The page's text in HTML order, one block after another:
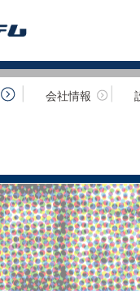
会社情報